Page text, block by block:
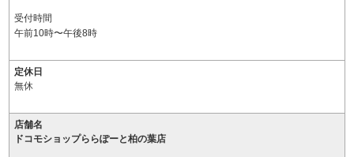
受付時間
午前10時〜午後8時
定休日
無休
店舗名
ドコモショップららぽーと柏の葉店